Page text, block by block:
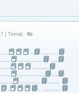
| Temat: 4b
..📘
📘
……… 📘